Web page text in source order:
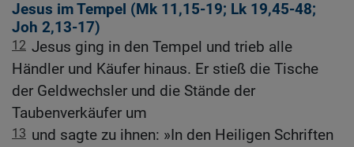
Jesus im Tempel (Mk 11,15-19; Lk 19,45-48;
Joh 2,13-17)
12 Jesus ging in den Tempel und trieb alle
Händler und Käufer hinaus. Er stieß die Tische
der Geldwechsler und die Stände der
Taubenverkäufer um
13 und sagte zu ihnen: »In den Heiligen Schriften